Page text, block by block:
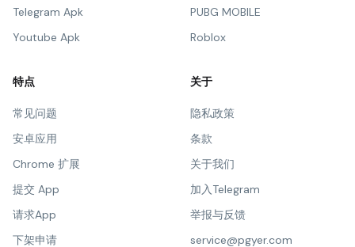
Telegram Apk
Youtube Apk
PUBG MOBILE
Roblox
特点
常见问题
安卓应用
Chrome 扩展
提交 App
请求App
下架申请
关于
隐私政策
条款
关于我们
加入Telegram
举报与反馈
service@pgyer.com